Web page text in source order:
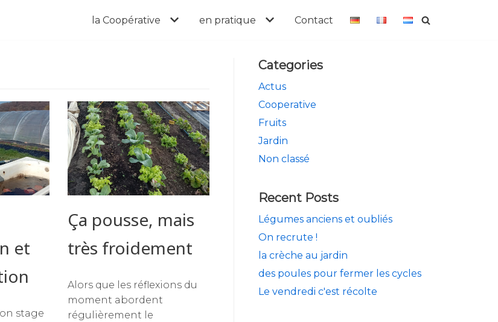
la Coopérative en pratique Contact
et
stage
Ça pousse, mais
très froidement
Alors que les réflexions du
moment abordent
régulièrement le
Categories
Actus
Cooperative
Fruits
Jardin
Non classé
Recent Posts
Légumes anciens et oubliés
On recrute !
la crèche au jardin
des poules pour fermer les cycles
Le vendredi c'est récolte